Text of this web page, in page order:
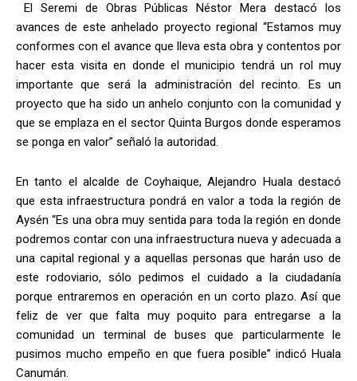
El Seremi de Obras Públicas Néstor Mera destacó los
avances de este anhelado proyecto regional “Estamos muy
conformes con el avance que lleva esta obra y contentos por
hacer esta visita en donde el municipio tendrá un rol muy
importante que será la administración del recinto. Es un
proyecto que ha sido un anhelo conjunto con la comunidad y
que se emplaza en el sector Quinta Burgos donde esperamos
se ponga en valor” señaló la autoridad.
En tanto el alcalde de Coyhaique, Alejandro Huala destacó
que esta infraestructura pondrá en valor a toda la región de
Aysén “Es una obra muy sentida para toda la región en donde
podremos contar con una infraestructura nueva y adecuada a
una capital regional y a aquellas personas que harán uso de
este rodoviario, sólo pedimos el cuidado a la ciudadanía
porque entraremos en operación en un corto plazo. Así que
feliz de ver que falta muy poquito para entregarse a la
comunidad un terminal de buses que particularmente le
pusimos mucho empeño en que fuera posible” indicó Huala
Canumán.